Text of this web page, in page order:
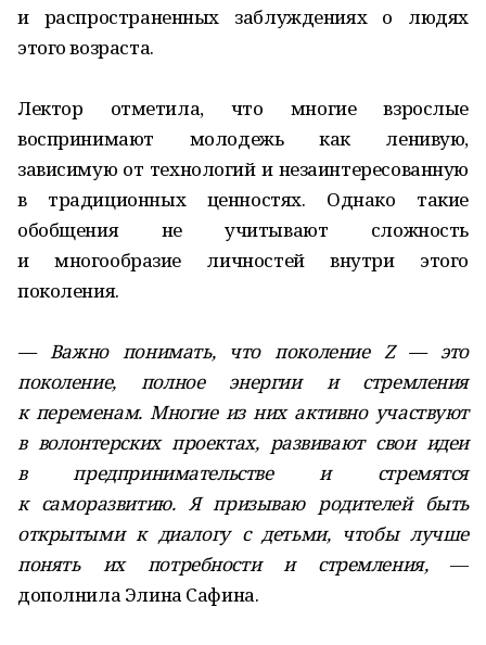
и распространенных заблуждениях о людях
этого возраста.
Лектор отметила, что многие взрослые
воспринимают молодежь как ленивую,
зависимую от технологий и незаинтересованную
в традиционных ценностях. Однако такие
обобщения не учитывают сложность
и многообразие личностей внутри этого
поколения.
— Важно понимать, что поколение Z — это
поколение, полное энергии и стремления
к переменам. Многие из них активно участвуют
в волонтерских проектах, развивают свои идеи
в предпринимательстве и стремятся
к саморазвитию. Я призываю родителей быть
открытыми к диалогу с детьми, чтобы лучше
понять их потребности и стремления,—
дополнила Элина Сафина.